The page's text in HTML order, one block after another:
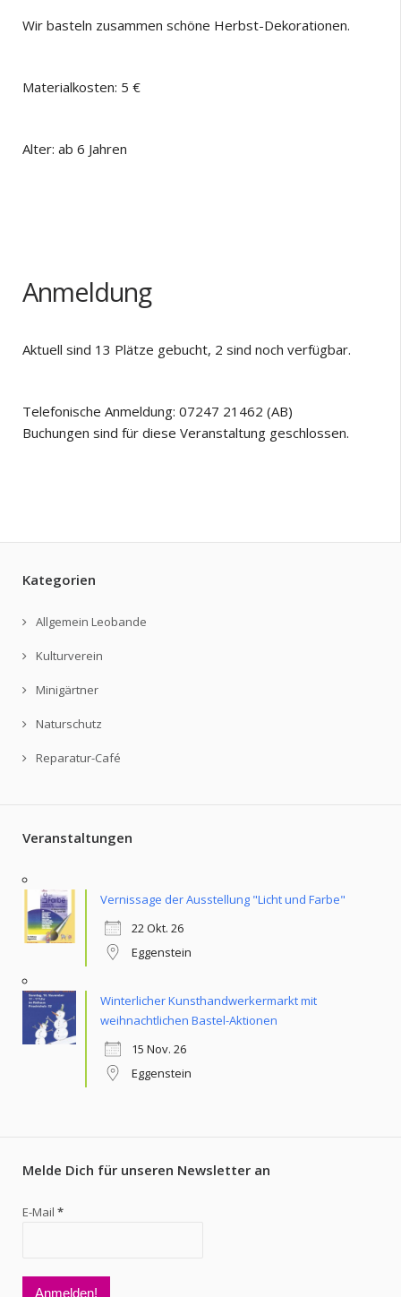
Wir basteln zusammen schöne Herbst-Dekorationen.
Materialkosten: 5 €
Alter: ab 6 Jahren
Anmeldung
Aktuell sind 13 Plätze gebucht, 2 sind noch verfügbar.
Telefonische Anmeldung: 07247 21462 (AB)
Buchungen sind für diese Veranstaltung geschlossen.
Kategorien
Allgemein Leobande
Kulturverein
Minigärtner
Naturschutz
Reparatur-Café
Veranstaltungen
Vernissage der Ausstellung "Licht und Farbe"
22 Okt. 26
Eggenstein
Winterlicher Kunsthandwerkermarkt mit
weihnachtlichen Bastel-Aktionen
15 Nov. 26
Eggenstein
Melde Dich für unseren Newsletter an
E-Mail *